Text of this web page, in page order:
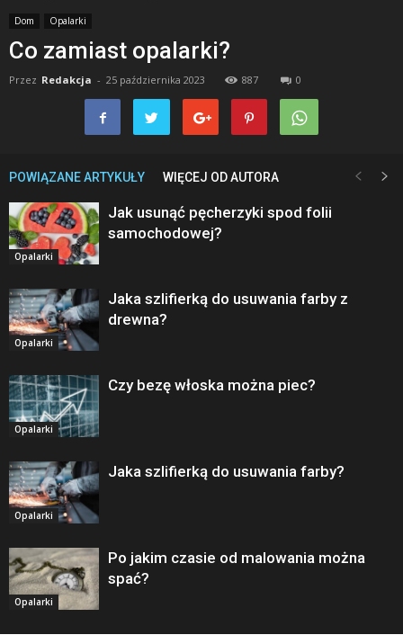
Dom Opalarki
Co zamiast opalarki?
Przez Redakcja - 25 października 2023 887 0
POWIĄZANE ARTYKUŁY WIĘCEJ OD AUTORA
Opalarki
Jak usunąć pęcherzyki spod folii
samochodowej?
Opalarki
Jaka szlifierką do usuwania farby z
drewna?
Opalarki
Czy bezę włoska można piec?
Opalarki
Jaka szlifierką do usuwania farby?
Opalarki
Po jakim czasie od malowania można
spać?